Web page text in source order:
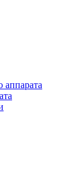
аппарата